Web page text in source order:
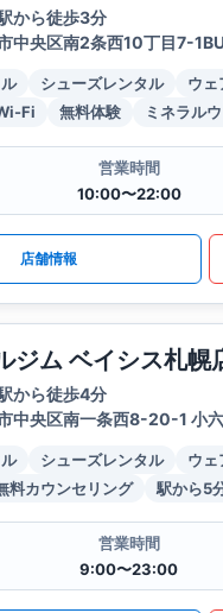
から徒歩3分
中央区南2条西10丁目7-
シューズレンタル ウェ
Fi 無料体験 ミネラル
営業時間
10:00〜22:00
店舗情報
ジム ベイシス札幌
から徒歩4分
中央区南一条西8-20-1 小
シューズレンタル ウェ
料カウンセリング 駅から5
営業時間
9:00〜23:00